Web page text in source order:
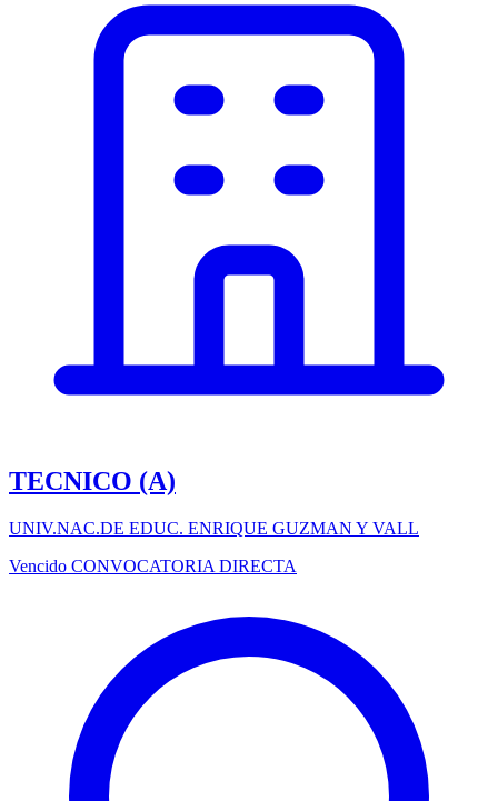
TECNICO (A)
UNIV.NAC.DE EDUC. ENRIQUE GUZMAN Y VALL
Vencido CONVOCATORIA DIRECTA